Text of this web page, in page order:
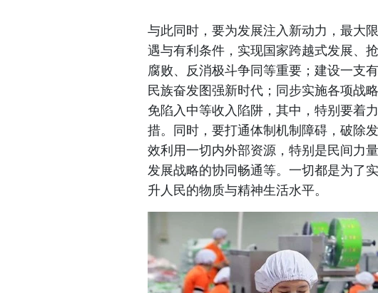
与此同时，要为发展注入新动力，最大
遇与有利条件，实现国家跨越式发展、
腐败、反消极斗争同等重要；建设一支
民族奋发图强新时代；同步实施各项战
免陷入中等收入陷阱，其中，特别要着
措。同时，要打通体制机制障碍，破除
效利用一切内外部资源，特别是民间力
发展战略的协同畅通等。一切都是为了
升人民的物质与精神生活水平。